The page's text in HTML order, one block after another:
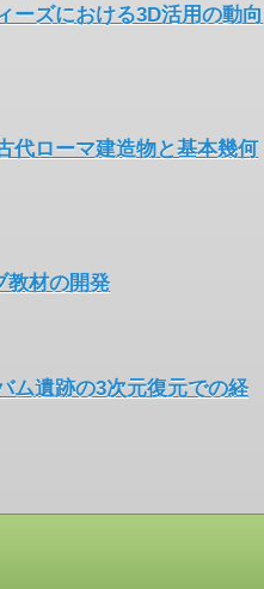
ーズにおける3D活用の動向
代ローマ建造物と基本幾何
教材の開発
ム遺跡の3次元復元での経